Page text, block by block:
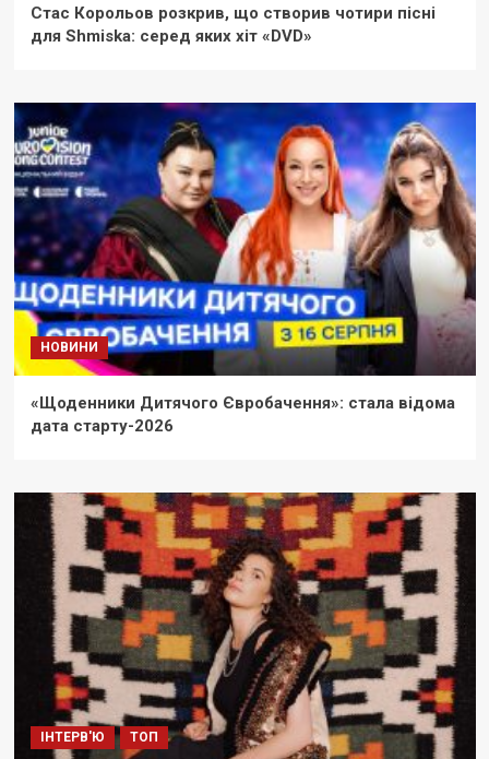
Стас Корольов розкрив, що створив чотири пісні
для Shmiska: серед яких хіт «DVD»
НОВИНИ
«Щоденники Дитячого Євробачення»: стала відома
дата старту-2026
ІНТЕРВ'Ю ТОП